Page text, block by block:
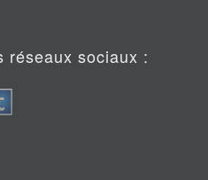
réseaux sociaux :